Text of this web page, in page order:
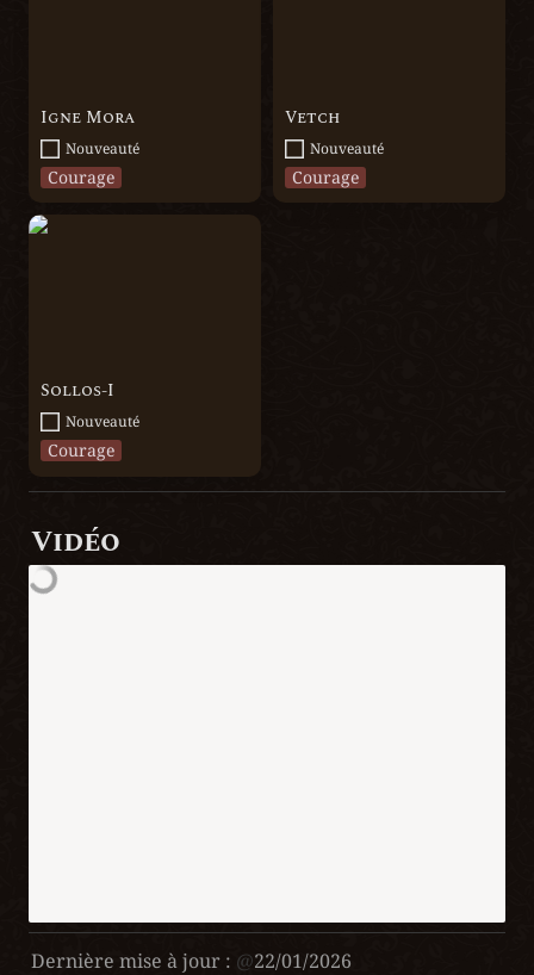
Igne Mora
Nouveauté
Courage
Vetch
Nouveauté
Courage
Sollos-I
Sollos-I
Nouveauté
Courage
Vidéo
Dernière mise à jour : @22/01/2026